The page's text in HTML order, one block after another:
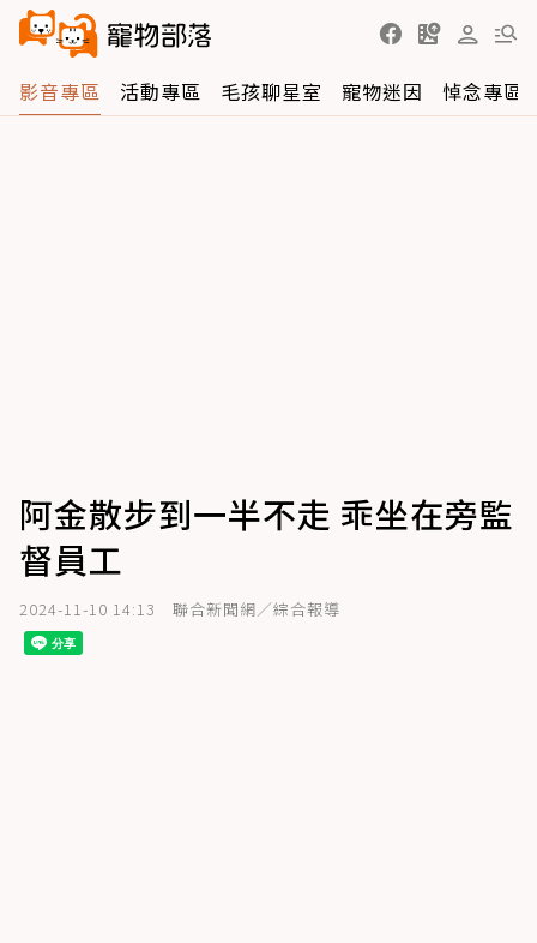
影音專區 活動專區 毛孩聊星室 寵物迷因 悼念專區
阿金散步到一半不走 乖坐在旁監
督員工
2024-11-10 14:13 聯合新聞網／綜合報導